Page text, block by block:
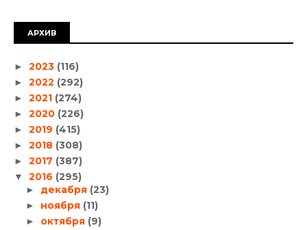
АРХИВ
► 2023 (116)
► 2022 (292)
► 2021 (274)
► 2020 (226)
► 2019 (415)
► 2018 (308)
► 2017 (387)
▼ 2016 (295)
► декабря (23)
► ноября (11)
► октября (9)